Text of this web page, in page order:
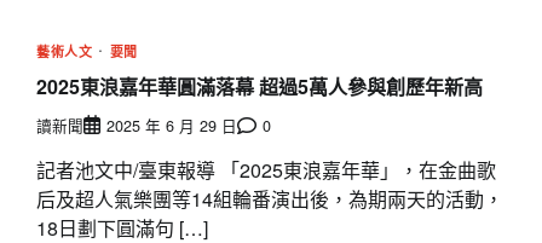
藝術人文 要聞
2025東浪嘉年華圓滿落幕 超過5萬人參與創歷年新高
讀新聞 2025 年 6 月 29 日 0
記者池文中/臺東報導 「2025東浪嘉年華」，在金曲歌
后及超人氣樂團等14組輪番演出後，為期兩天的活動，
18日劃下圓滿句 […]